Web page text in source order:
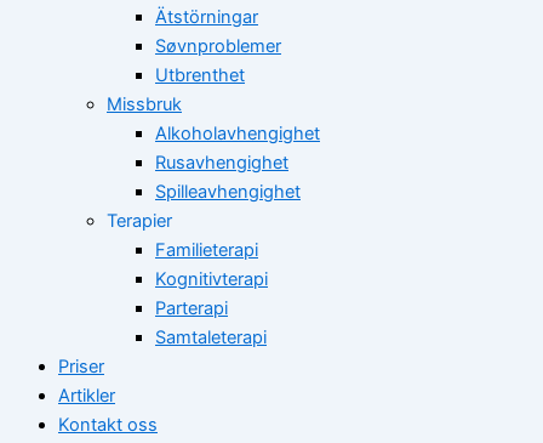
Ätstörningar
Søvnproblemer
Utbrenthet
Missbruk
Alkoholavhengighet
Rusavhengighet
Spilleavhengighet
Terapier
Familieterapi
Kognitivterapi
Parterapi
Samtaleterapi
Priser
Artikler
Kontakt oss